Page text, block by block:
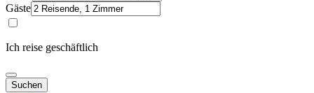
Gäste
Ich reise geschäftlich
Suchen